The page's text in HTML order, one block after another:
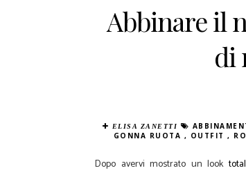
Abbinare il
di
ELISA ZANETTI
GONNA RUOTA , OUTFIT,
Dopo avervi mostrato un look